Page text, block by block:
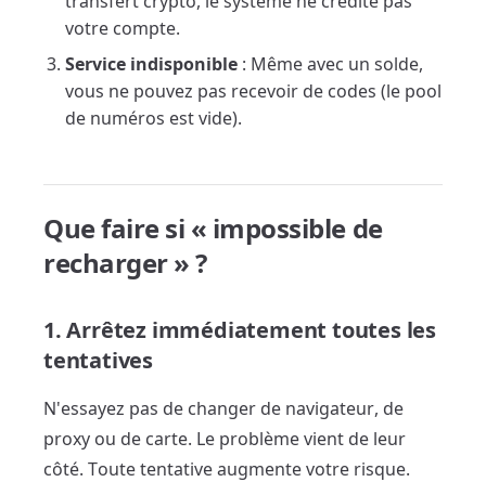
votre compte.
Service indisponible : Même avec un solde,
vous ne pouvez pas recevoir de codes (le pool
de numéros est vide).
Que faire si « impossible de
recharger » ?
1. Arrêtez immédiatement toutes les
tentatives
N'essayez pas de changer de navigateur, de
proxy ou de carte. Le problème vient de leur
côté. Toute tentative augmente votre risque.